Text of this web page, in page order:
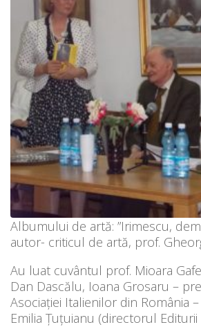
Albumului de artă: ”Irimescu,
autor- criticul de artă, prof.
Au luat cuvântul prof. Mioara
Dan Dascălu, Ioana Grosaru –
Asociaţiei Italienilor din România –
Emilia Țuțuianu (directorul Editurii